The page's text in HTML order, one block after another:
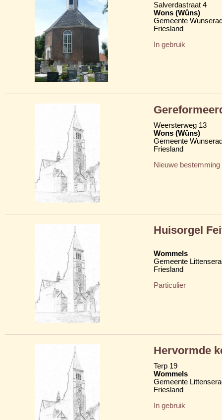
Salverdastraat 4
Wons (Wûns)
Gemeente
Friesland
In gebruik
Weersterweg 13
Wons (Wûns)
Gemeente
Friesland
Nieuwe bestemming
Huisorgel
Wommels
Gemeente
Friesland
Particulier
Hervormde
Terp 19
Wommels
Gemeente
Friesland
In gebruik